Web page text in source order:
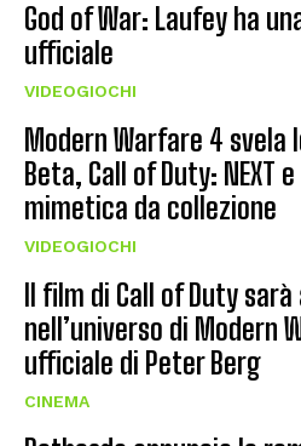
God of War: Laufey ha
ufficiale
VIDEOGIOCHI
Modern Warfare 4 svela
Beta, Call of Duty: NEXT
mimetica da collezione
VIDEOGIOCHI
Il film di Call of Duty
nell’universo di Modern
ufficiale di Peter Berg
CINEMA